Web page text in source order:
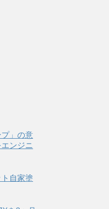
」の意
ンジニ
ト自家塗